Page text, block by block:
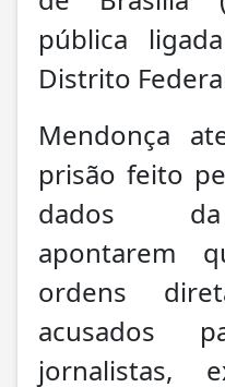
pública
Distrito
Mendonça
prisão feito
dados da
apontarem
ordens
acusados
jornalistas,